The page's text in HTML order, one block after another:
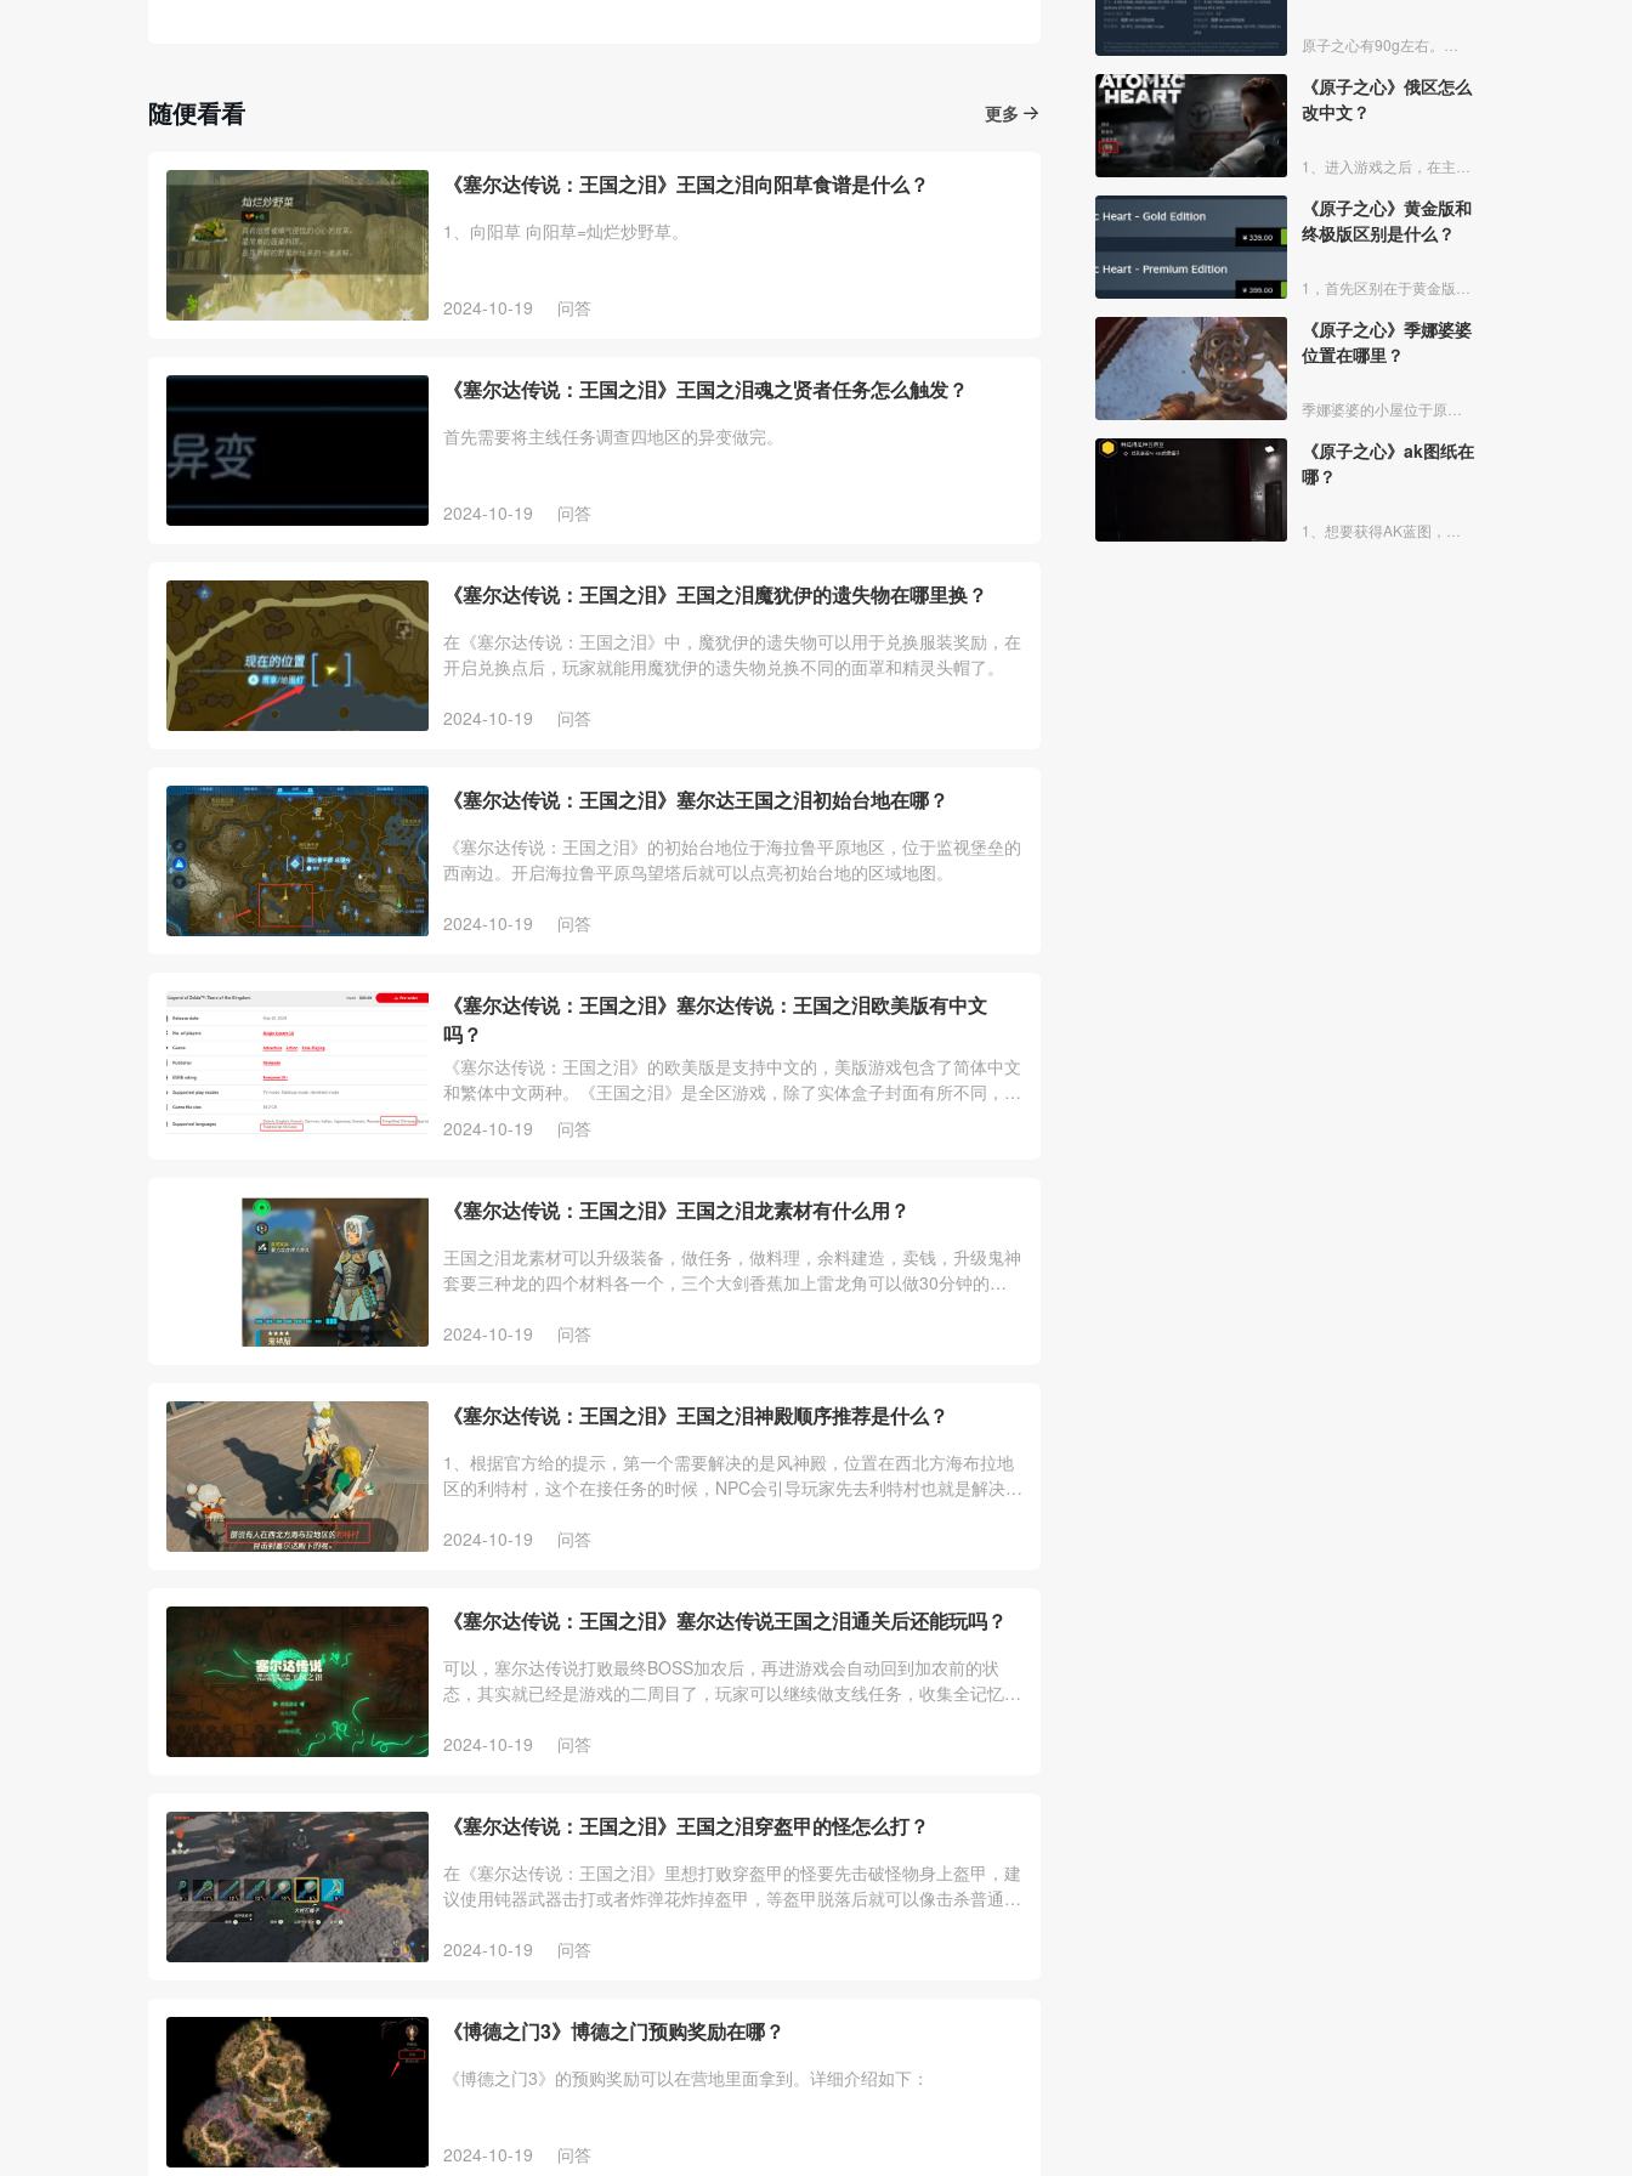
随便看看 更多
《塞尔达传说：王国之泪》王国之泪向阳草食谱是什么？
1、向阳草 向阳草=灿烂炒野草。
2024-10-19 问答
《塞尔达传说：王国之泪》王国之泪魂之贤者任务怎么触发？
首先需要将主线任务调查四地区的异变做完。
2024-10-19 问答
《塞尔达传说：王国之泪》王国之泪魔犹伊的遗失物在哪里换？
在《塞尔达传说：王国之泪》中，魔犹伊的遗失物可以用于兑换服装奖励，在
开启兑换点后，玩家就能用魔犹伊的遗失物兑换不同的面罩和精灵头帽了。
2024-10-19 问答
《塞尔达传说：王国之泪》塞尔达王国之泪初始台地在哪？
《塞尔达传说：王国之泪》的初始台地位于海拉鲁平原地区，位于监视堡垒的
西南边。开启海拉鲁平原鸟望塔后就可以点亮初始台地的区域地图。
2024-10-19 问答
《塞尔达传说：王国之泪》塞尔达传说：王国之泪欧美版有中文
吗？
《塞尔达传说：王国之泪》的欧美版是支持中文的，美版游戏包含了简体中文
和繁体中文两种。《王国之泪》是全区游戏，除了实体盒子封面有所不同，游
戏内容都是一样的，任意版本都支持中文。
2024-10-19 问答
《塞尔达传说：王国之泪》王国之泪龙素材有什么用？
王国之泪龙素材可以升级装备，做任务，做料理，余料建造，卖钱，升级鬼神
套要三种龙的四个材料各一个，三个大剑香蕉加上雷龙角可以做30分钟的三
2024-10-19
问答
《塞尔达传说：王国之泪》王国之泪神殿顺序推荐是什么？
1、根据官方给的提示，第一个需要解决的是风神殿，位置在西北方海布拉地
区的利特村，这个在接任务的时候，NPC会引导玩家先去利特村也就是解决风
2024-10-19
问答
《塞尔达传说：王国之泪》塞尔达传说王国之泪通关后还能玩吗？
可以，塞尔达传说打败最终BOSS加农后，再进游戏会自动回到加农前的状
态，其实就已经是游戏的二周目了，玩家可以继续做支线任务，收集全记忆、
2024-10-19
问答
《塞尔达传说：王国之泪》王国之泪穿盔甲的怪怎么打？
在《塞尔达传说：王国之泪》里想打败穿盔甲的怪要先击破怪物身上盔甲，建
议使用钝器武器击打或者炸弹花炸掉盔甲，等盔甲脱落后就可以像击杀普通怪
2024-10-19
问答
《博德之门3》博德之门预购奖励在哪？
《博德之门3》的预购奖励可以在营地里面拿到。详细介绍如下：
2024-10-19 问答
《原子之心》俄区怎么
改中文？
《原子之心》黄金版和
终极版区别是什么？
《原子之心》季娜婆婆
位置在哪里？
《原子之心》ak图纸在
哪？